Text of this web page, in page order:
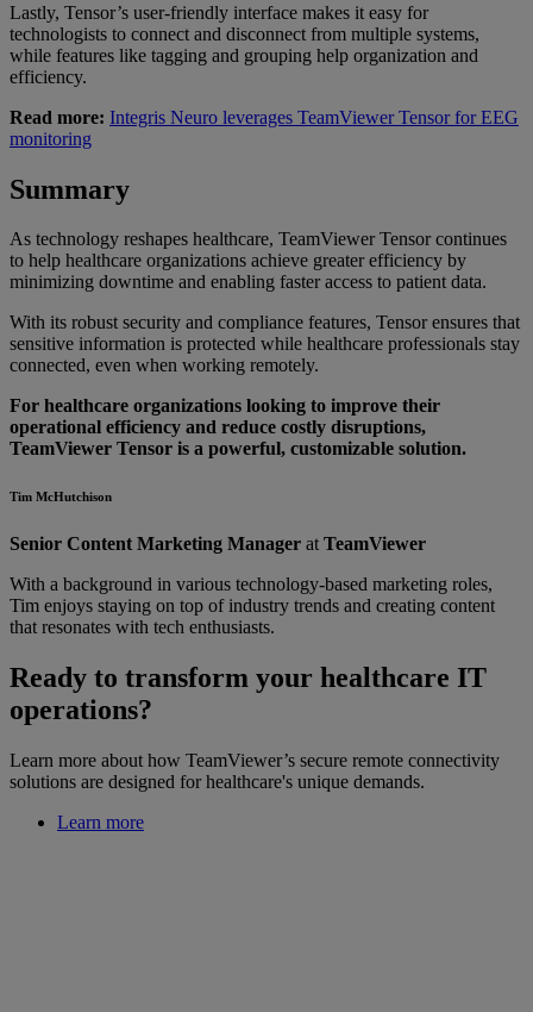
Lastly, Tensor’s user-friendly interface makes it easy for
technologists to connect and disconnect from multiple systems,
while features like tagging and grouping help organization and
efficiency.
Read more: Integris Neuro leverages TeamViewer Tensor for EEG
monitoring
Summary
As technology reshapes healthcare, TeamViewer Tensor continues
to help healthcare organizations achieve greater efficiency by
minimizing downtime and enabling faster access to patient data.
With its robust security and compliance features, Tensor ensures that
sensitive information is protected while healthcare professionals stay
connected, even when working remotely.
For healthcare organizations looking to improve their
operational efficiency and reduce costly disruptions,
TeamViewer Tensor is a powerful, customizable solution.
Tim McHutchison
Senior Content Marketing Manager at TeamViewer
With a background in various technology-based marketing roles,
Tim enjoys staying on top of industry trends and creating content
that resonates with tech enthusiasts.
Ready to transform your healthcare IT
operations?
Learn more about how TeamViewer’s secure remote connectivity
solutions are designed for healthcare's unique demands.
Learn more